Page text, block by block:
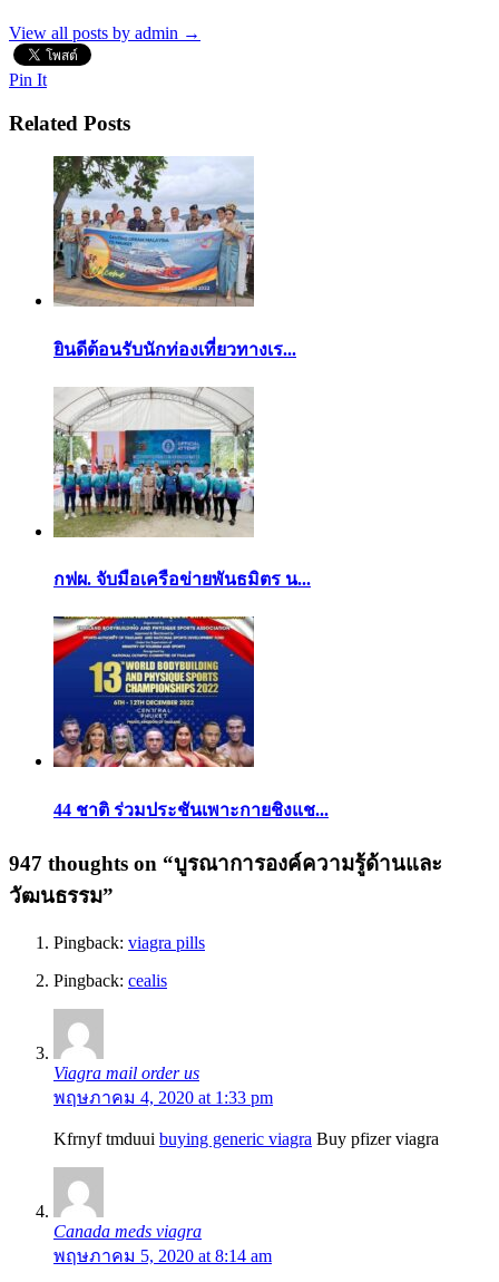
View all posts by admin →
Pin It
Related Posts
ยินดีต้อนรับนักท่องเที่ยวทางเร...
กฟผ. จับมือเครือข่ายพันธมิตร น...
44 ชาติ ร่วมประชันเพาะกายชิงแช...
947 thoughts on “บูรณาการองค์ความรู้ด้านและ
วัฒนธรรม”
Pingback: viagra pills
Pingback: cealis
Viagra mail order us
พฤษภาคม 4, 2020 at 1:33 pm
Kfrnyf tmduui buying generic viagra Buy pfizer viagra
Canada meds viagra
พฤษภาคม 5, 2020 at 8:14 am